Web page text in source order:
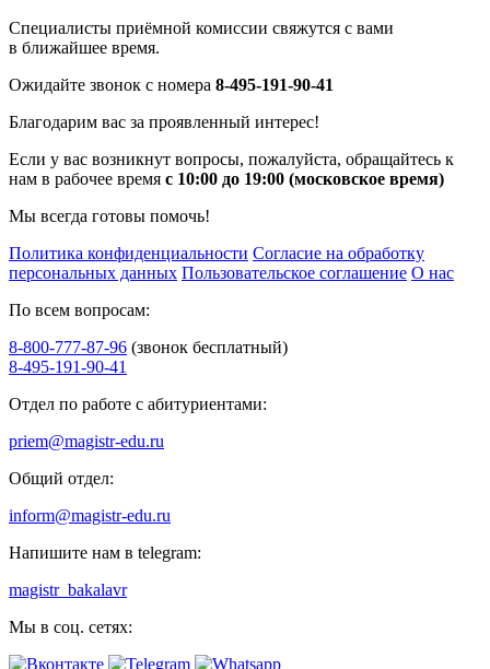
Специалисты приёмной комиссии свяжутся с вами
в ближайшее время.
Ожидайте звонок с номера 8-495-191-90-41
Благодарим вас за проявленный интерес!
Если у вас возникнут вопросы, пожалуйста, обращайтесь к
нам в рабочее время с 10:00 до 19:00 (московское время)
Мы всегда готовы помочь!
Политика конфиденциальности Согласие на обработку
персональных данных Пользовательское соглашение О нас
По всем вопросам:
8-800-777-87-96 (звонок бесплатный)
8-495-191-90-41
Отдел по работе с абитуриентами:
priem@magistr-edu.ru
Общий отдел:
inform@magistr-edu.ru
Напишите нам в telegram:
magistr_bakalavr
Мы в соц. сетях: